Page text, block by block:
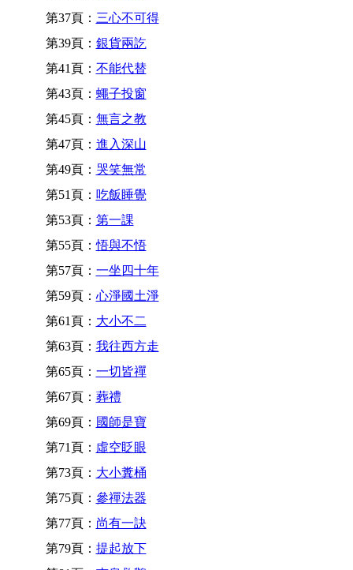
第37頁： 三心不可得
第39頁： 銀貨兩訖
第41頁： 不能代替
第43頁： 蠅子投窗
第45頁： 無言之教
第47頁： 進入深山
第49頁： 哭笑無常
第51頁： 吃飯睡覺
第53頁： 第一課
第55頁：悟與不悟
第57頁： 一坐四十年
第59頁： 心淨國土淨
第61頁： 大小不二
第63頁： 我往西方走
第65頁： 一切皆禪
第67頁： 葬禮
第69頁： 國師是寶
第71頁： 虛空眨眼
第73頁： 大小糞桶
第75頁： 參禪法器
第77頁： 尚有一訣
第79頁： 提起放下